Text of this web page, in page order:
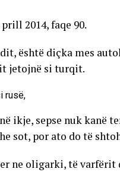
2014, faqe 90.
është diçka mes
jetojnë si turqit.
ikje, sepse nuk kanë
sot, por ato do të
ne oligarki, të